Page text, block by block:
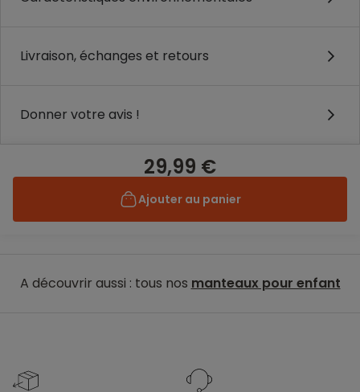
Livraison, échanges et retours
Donner votre avis !
29,99 €
Ajouter au panier
A découvrir aussi : tous nos manteaux pour enfant